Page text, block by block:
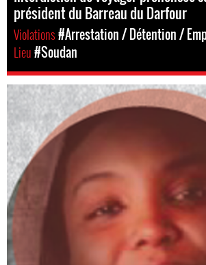
président du Barreau du Darfour
Violations#Arrestation / Détention /
Lieu#Soudan